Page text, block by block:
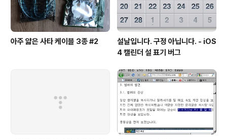
아주 얇은 사타 케이블 3종 #2
설날입니다. 구정 아닙니다. - iOS
4 캘린더 설 표기 버그